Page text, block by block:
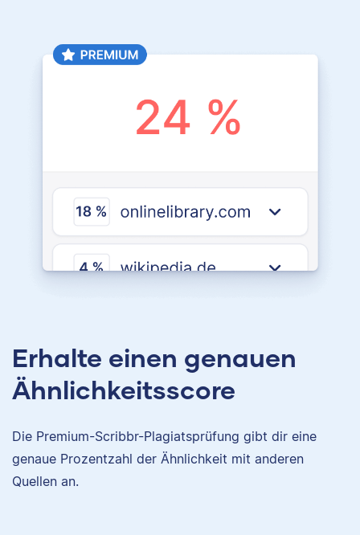
Erhalte einen genauen
Ähnlichkeitsscore
Die Premium-Scribbr-Plagiatsprüfung gibt dir eine
genaue Prozentzahl der Ähnlichkeit mit anderen
Quellen an.